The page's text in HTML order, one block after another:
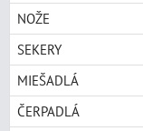
NOŽE
SEKERY
MIEŠADLÁ
ČERPADLÁ